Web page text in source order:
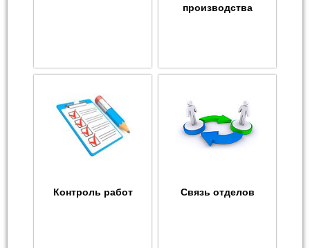
производства
Контроль работ Связь отделов